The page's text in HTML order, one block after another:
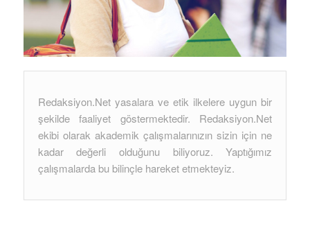
Redaksiyon.Net yasalara ve etik ilkelere uygun bir
şekilde faaliyet göstermektedir. Redaksiyon.Net
ekibi olarak akademik çalışmalarınızın sizin için ne
kadar değerli olduğunu biliyoruz. Yaptığımız
çalışmalarda bu bilinçle hareket etmekteyiz.